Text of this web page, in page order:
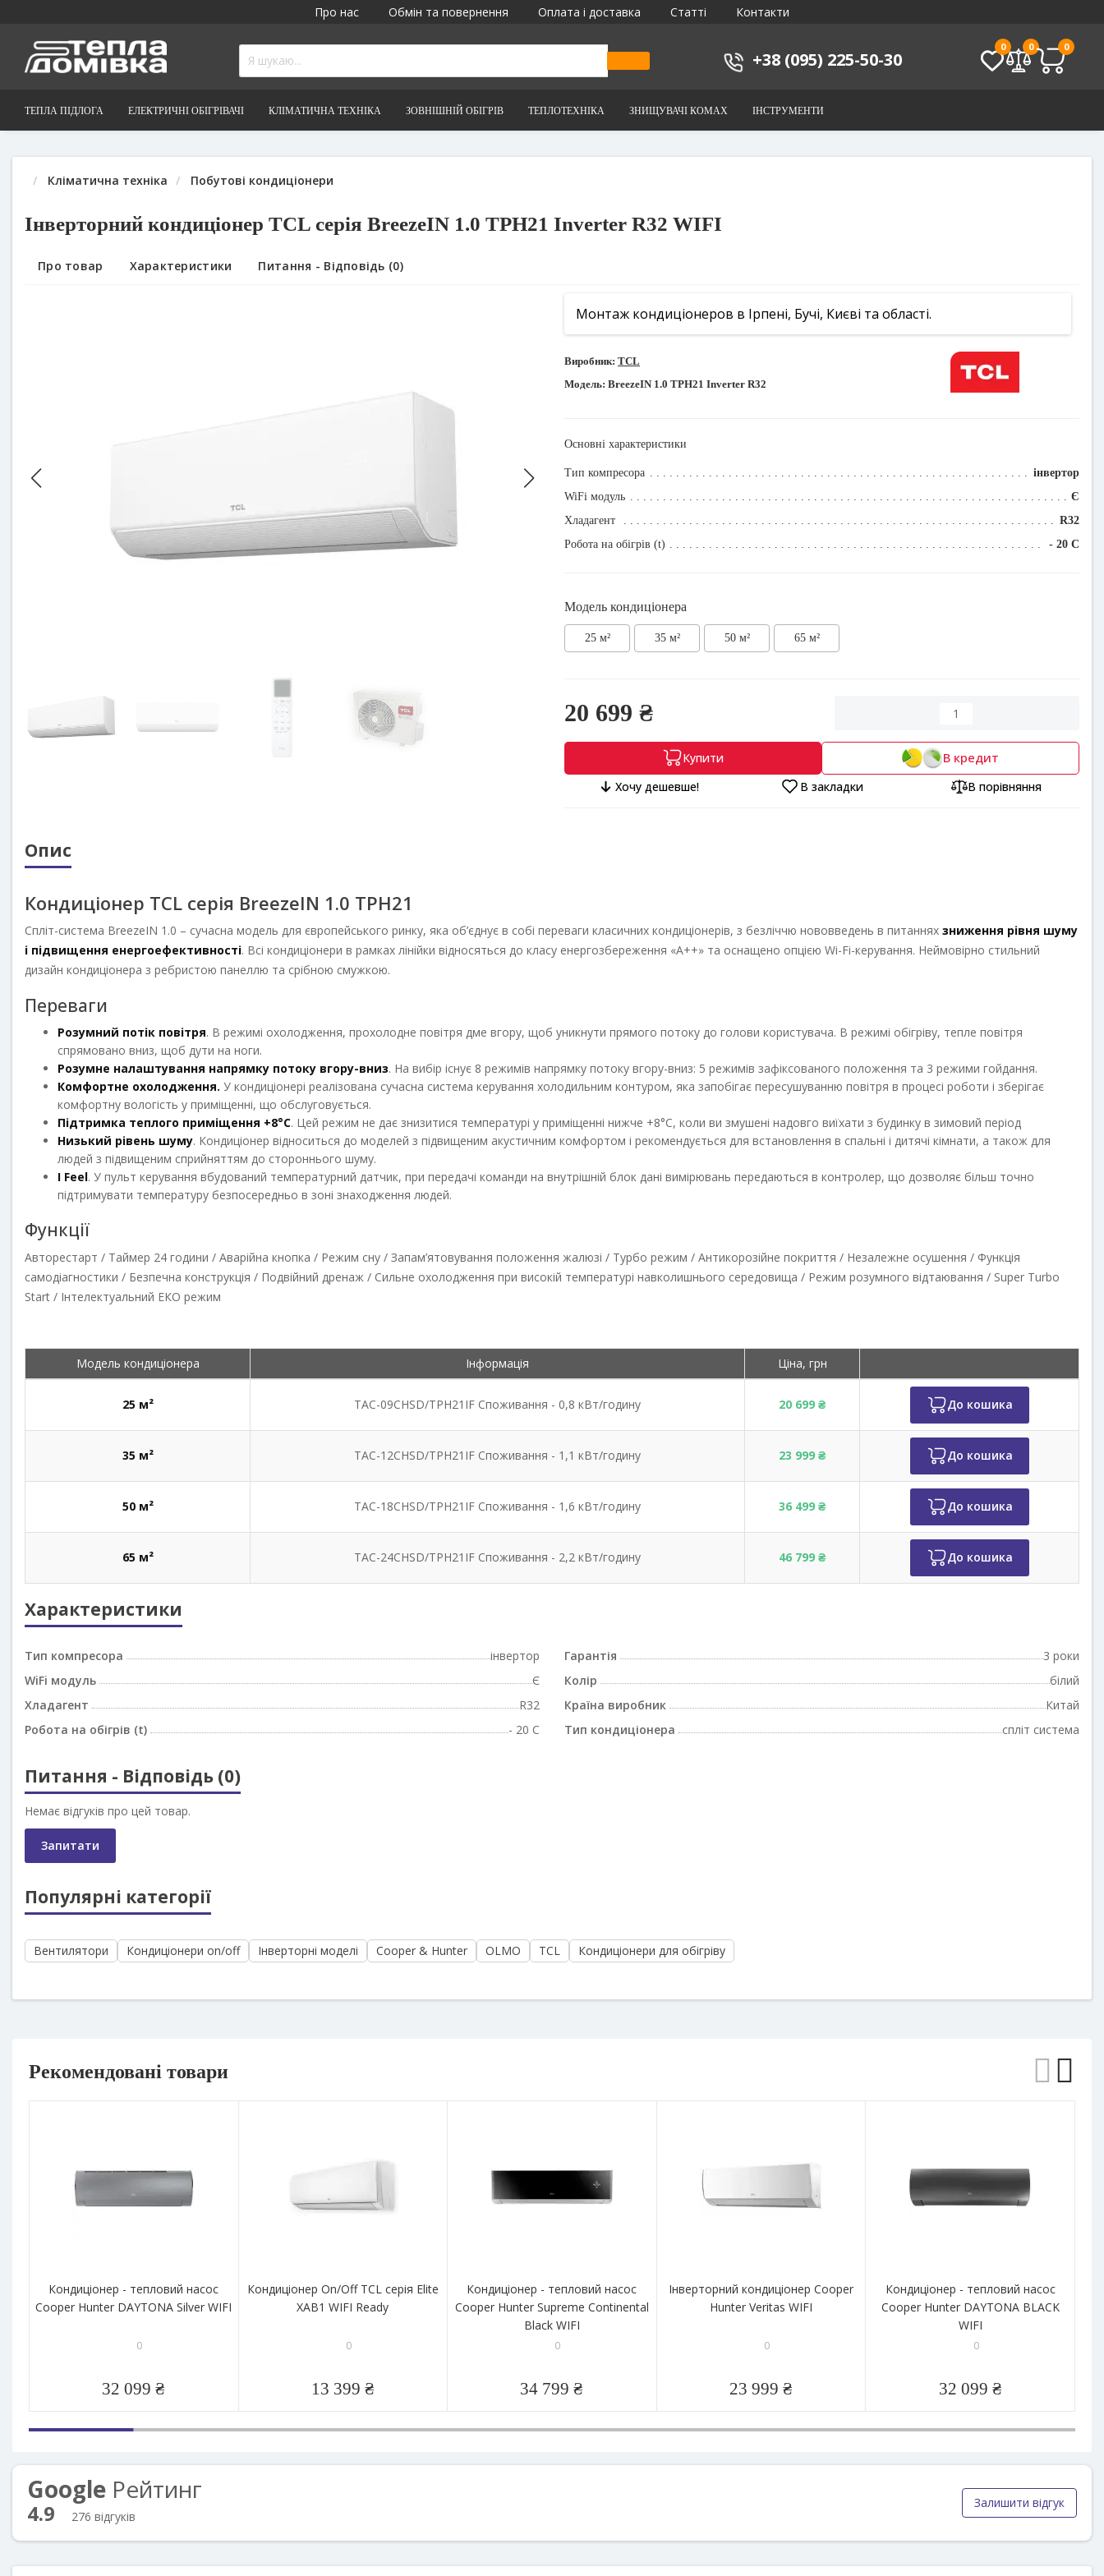
Про нас Обмін та повернення Оплата і доставка Статті Контакти
+38 (095) 225-50-30
0 0 0
ТЕПЛА ПІДЛОГА ЕЛЕКТРИЧНІ ОБІГРІВАЧІ КЛІМАТИЧНА ТЕХНІКА ЗОВНІШНІЙ ОБІГРІВ ТЕПЛОТЕХНІКА ЗНИЩУВАЧІ КОМАХ ІНСТРУМЕНТИ
Кліматична техніка Побутові кондиціонери
Інверторний кондиціонер TCL серія BreezeIN 1.0 TPH21 Inverter R32 WIFI
Про товар Характеристики Питання - Відповідь (0)
Монтаж кондиціонеров в Ірпені, Бучі, Києві та області.
Виробник: TCL
Модель: BreezeIN 1.0 TPH21 Inverter R32
Основні характеристики
Тип компресора
інвертор
WiFi модуль
Є
Хладагент
R32
Робота на обігрів (t)
- 20 C
Модель кондиціонера
25 м² 35 м² 50 м² 65 м²
20 699 ₴
Купити В кредит
Хочу дешевше! В закладки В порівняння
Опис
Кондиціонер TCL серія BreezeIN 1.0 TPH21
Спліт-система BreezeIN 1.0 – сучасна модель для європейського ринку, яка об’єднує в собі переваги класичних кондиціонерів, з безліччю нововведень в питаннях зниження рівня шуму
і підвищення енергоефективності. Всі кондиціонери в рамках лінійки відносяться до класу енергозбереження «А++» та оснащено опцією Wi-Fi-керування. Неймовірно стильний
дизайн кондиціонера з ребристою панеллю та срібною смужкою.
Переваги
Розумний потік повітря. В режимі охолодження, прохолодне повітря дме вгору, щоб уникнути прямого потоку до голови користувача. В режимі обігріву, тепле повітря
спрямовано вниз, щоб дути на ноги.
Розумне налаштування напрямку потоку вгору-вниз. На вибір існує 8 режимів напрямку потоку вгору-вниз: 5 режимів зафіксованого положення та 3 режими гойдання.
Комфортне охолодження. У кондиціонері реалізована сучасна система керування холодильним контуром, яка запобігає пересушуванню повітря в процесі роботи і зберігає
комфортну вологість у приміщенні, що обслуговується.
Підтримка теплого приміщення +8°C. Цей режим не дає знизитися температурі у приміщенні нижче +8°C, коли ви змушені надовго виїхати з будинку в зимовий період
Низький рівень шуму. Кондиціонер відноситься до моделей з підвищеним акустичним комфортом і рекомендується для встановлення в спальні і дитячі кімнати, а також для
людей з підвищеним сприйняттям до стороннього шуму.
I Feel. У пульт керування вбудований температурний датчик, при передачі команди на внутрішній блок дані вимірювань передаються в контролер, що дозволяє більш точно
підтримувати температуру безпосередньо в зоні знаходження людей.
Функції
Авторестарт / Таймер 24 години / Аварійна кнопка / Режим сну / Запам’ятовування положення жалюзі / Турбо режим / Антикорозійне покриття / Незалежне осушення / Функція
самодіагностики / Безпечна конструкція / Подвійний дренаж / Сильне охолодження при високій температурі навколишнього середовища / Режим розумного відтаювання / Super Turbo
Start / Інтелектуальний ЕКО режим
Модель кондиціонера Інформація Ціна, грн
25 м² TAC-09CHSD/TPH21IF Споживання - 0,8 кВт/годину 20 699 ₴ До кошика
35 м² TAC-12CHSD/TPH21IF Споживання - 1,1 кВт/годину 23 999 ₴ До кошика
50 м² TAC-18CHSD/TPH21IF Споживання - 1,6 кВт/годину 36 499 ₴ До кошика
65 м² TAC-24CHSD/TPH21IF Споживання - 2,2 кВт/годину 46 799 ₴ До кошика
Характеристики
Тип компресора
інвертор
WiFi модуль
Є
Хладагент
R32
Робота на обігрів (t)
- 20 C
Гарантія
3 роки
Колір
білий
Країна виробник
Китай
Тип кондиціонера
спліт система
Питання - Відповідь (0)
Немає відгуків про цей товар.
Запитати
Популярні категорії
Вентилятори Кондиціонери on/off Інверторні моделі Cooper & Hunter OLMO TCL Кондиціонери для обігріву
Рекомендовані товари
Кондиціонер - тепловий насос
Cooper Hunter DAYTONA Silver WIFI
0
32 099 ₴
Кондиціонер On/Off TCL серія Elite
XAB1 WIFI Ready
0
13 399 ₴
Кондиціонер - тепловий насос
Cooper Hunter Supreme Continental
Black WIFI
0
34 799 ₴
Інверторний кондиціонер Cooper
Hunter Veritas WIFI
0
23 999 ₴
Кондиціонер - тепловий насос
Cooper Hunter DAYTONA BLACK
WIFI
0
32 099 ₴
Google Рейтинг
4.9 276 відгуків
Залишити відгук